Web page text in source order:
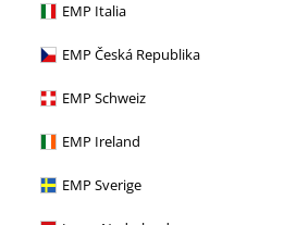
EMP Italia
EMP Česká Republika
EMP Schweiz
EMP Ireland
EMP Sverige